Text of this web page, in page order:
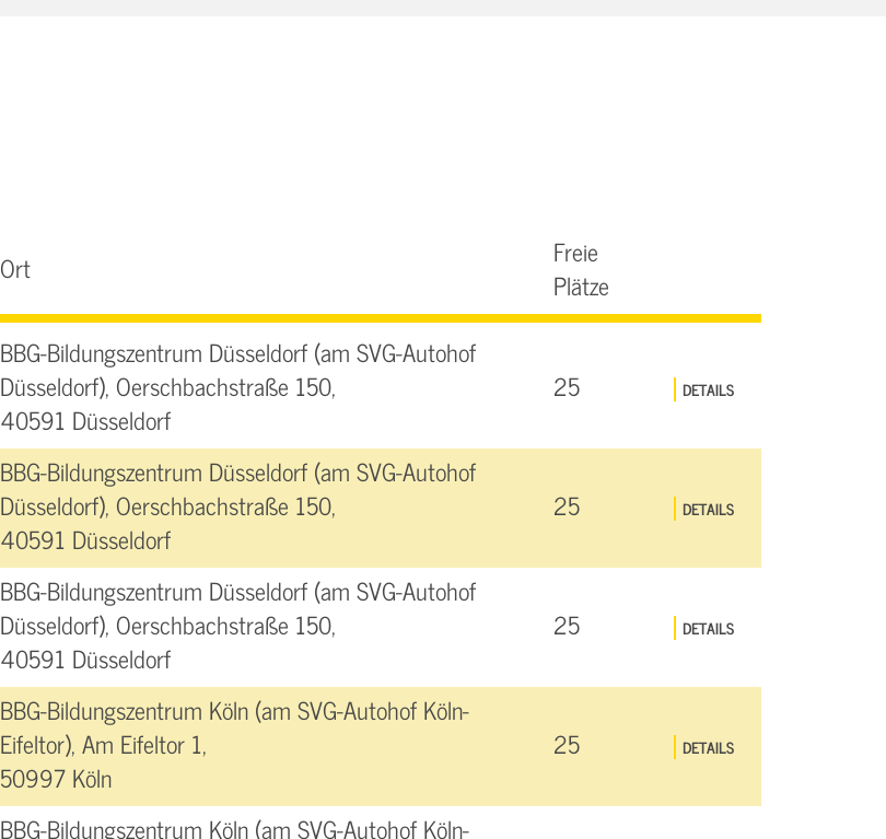
Ort
Freie
Plätze
BBG-Bildungszentrum Düsseldorf (am SVG-Autohof
Düsseldorf), Oerschbachstraße 150,
40591 Düsseldorf
25 DETAILS
BBG-Bildungszentrum Düsseldorf (am SVG-Autohof
Düsseldorf), Oerschbachstraße 150,
40591 Düsseldorf
25 DETAILS
BBG-Bildungszentrum Düsseldorf (am SVG-Autohof
Düsseldorf), Oerschbachstraße 150,
40591 Düsseldorf
25 DETAILS
BBG-Bildungszentrum Köln (am SVG-Autohof Köln-
Eifeltor), Am Eifeltor 1,
50997 Köln
25 DETAILS
BBG-Bildungszentrum Köln (am SVG-Autohof Köln-